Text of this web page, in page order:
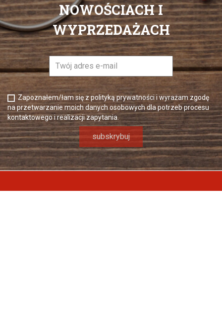
NOWOŚCIACH I
WYPRZEDAŻACH
Zapoznałem/łam się z polityką prywatności i wyrażam zgodę
na przetwarzanie moich danych osobowych dla potrzeb procesu
kontaktowego i realizacji zapytania.